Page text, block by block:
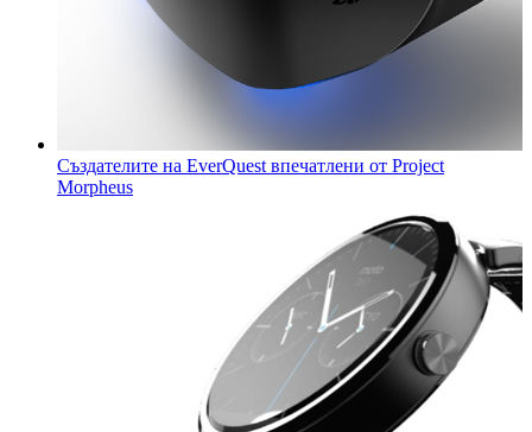
Създателите на EverQuest впечатлени от Project
Morpheus